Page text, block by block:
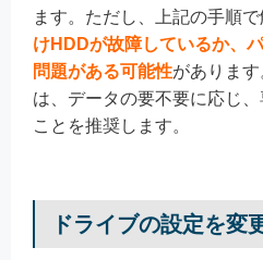
ます。ただし、上記の手順で
けHDDが故障しているか、
問題がある可能性がありま
は、データの要不要に応じ
ことを推奨します。
ドライブの設定を変